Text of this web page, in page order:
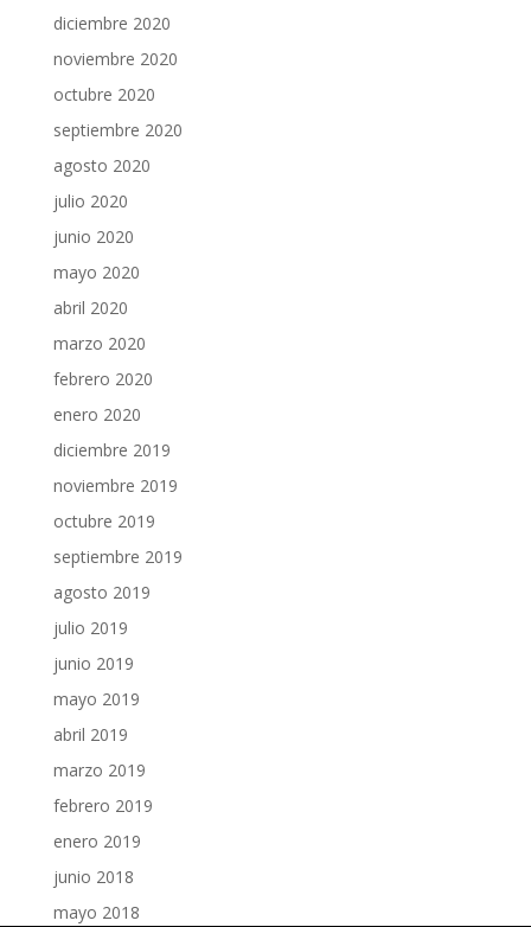
diciembre 2020
noviembre 2020
octubre 2020
septiembre 2020
agosto 2020
julio 2020
junio 2020
mayo 2020
abril 2020
marzo 2020
febrero 2020
enero 2020
diciembre 2019
noviembre 2019
octubre 2019
septiembre 2019
agosto 2019
julio 2019
junio 2019
mayo 2019
abril 2019
marzo 2019
febrero 2019
enero 2019
junio 2018
mayo 2018